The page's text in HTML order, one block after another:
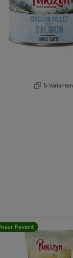
5 Varianten
Favorit